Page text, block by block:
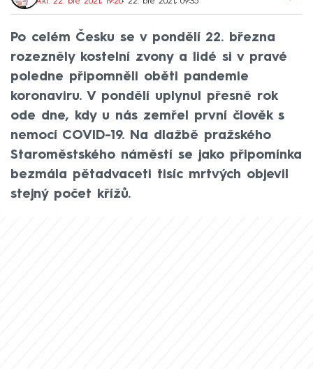
Po celém Česku se v pondělí 22. března
rozezněly kostelní zvony a lidé si v pravé
poledne připomněli oběti pandemie
koronaviru. V pondělí uplynul přesně rok
ode dne, kdy u nás zemřel první člověk s
nemocí COVID-19. Na dlažbě pražského
Staroměstského náměstí se jako připomínka
bezmála pětadvaceti tisíc mrtvých objevil
stejný počet křížů.